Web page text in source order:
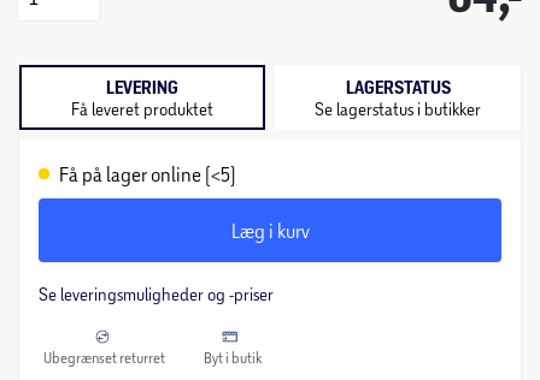
LEVERING
Få leveret produktet
LAGERSTATUS
Se lagerstatus i butikker
Få på lager online (<5)
Læg i kurv
Se leveringsmuligheder og -priser
Ubegrænset returret Byt i butik